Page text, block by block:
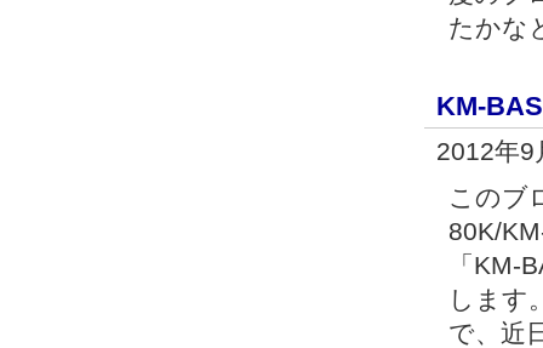
たかな
KM-
2012年9
このブ
80K/
「KM-
します
で、近